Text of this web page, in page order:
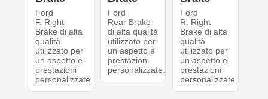
Ford
F. Right
Brake di alta
qualità
utilizzato per
un aspetto e
prestazioni
personalizzate.
Ford
Rear Brake
di alta qualità
utilizzato per
un aspetto e
prestazioni
personalizzate.
Ford
R. Right
Brake di alta
qualità
utilizzato per
un aspetto e
prestazioni
personalizzate.